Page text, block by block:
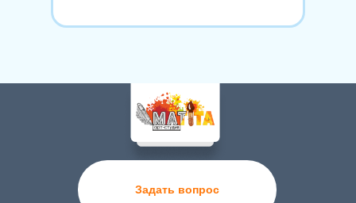
Задать вопрос